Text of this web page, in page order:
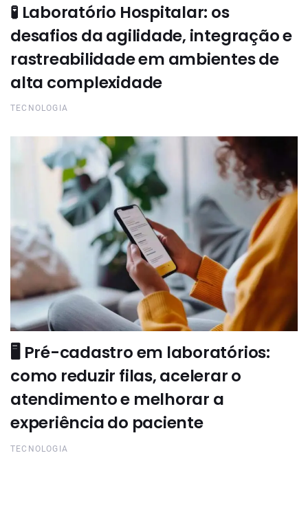
🧪 Laboratório Hospitalar: os
desafios da agilidade, integração e
rastreabilidade em ambientes de
alta complexidade
TECNOLOGIA
🖥️ Pré-cadastro em laboratórios:
como reduzir filas, acelerar o
atendimento e melhorar a
experiência do paciente
TECNOLOGIA